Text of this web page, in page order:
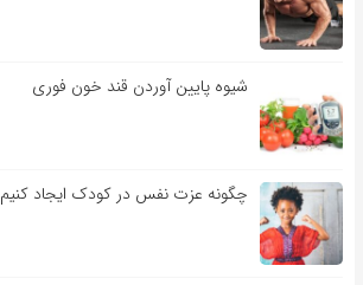
شیوه پایین آوردن قند خون فوری
چگونه عزت نفس در کودک ایجاد کنیم